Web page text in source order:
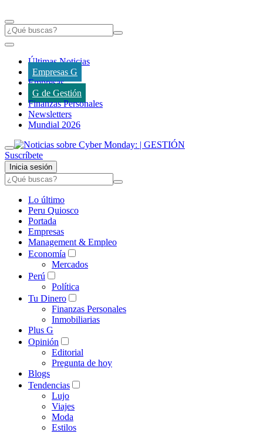
Últimas Noticias
Empresas G
Empresas
G de Gestión
Finanzas Personales
Newsletters
Mundial 2026
Suscríbete
Inicia sesión
Lo último
Peru Quiosco
Portada
Empresas
Management & Empleo
Economía
Mercados
Perú
Política
Tu Dinero
Finanzas Personales
Inmobiliarias
Plus G
Opinión
Editorial
Pregunta de hoy
Blogs
Tendencias
Lujo
Viajes
Moda
Estilos